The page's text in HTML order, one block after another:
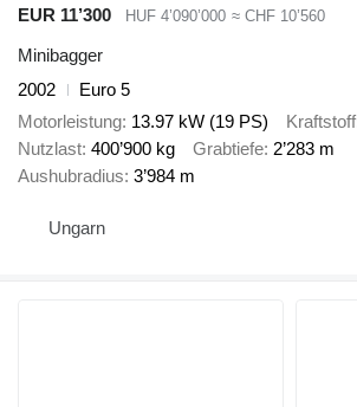
EUR 11’300
HUF 4’090’000 ≈ CHF 10’560
Minibagger
2002
Euro 5
Motorleistung 13.97 kW (19 PS) Kraftstoff
Nutzlast 400’900 kg Grabtiefe 2’283 m
Aushubradius 3’984 m
Ungarn